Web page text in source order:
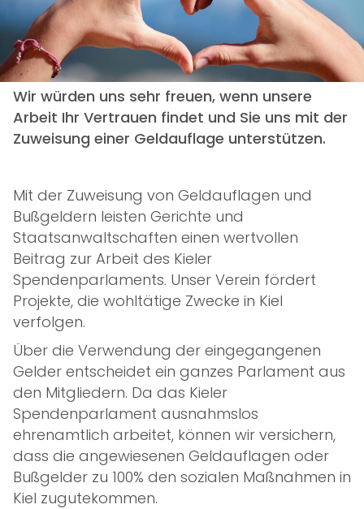
Förderung
Anträge
Kriterien
Ablauf
Projektdatenbank
Galerie
SPENDEN
Privatperson
Unternehmen
Geldauflagen & Bußgelder
Mitgliedschaft verschenken
Wir würden uns sehr freuen, wenn unsere
Arbeit Ihr Vertrauen findet und Sie uns mit der
Zuweisung einer Geldauflage unterstützen.
Mit der Zuweisung von Geldauflagen und
Bußgeldern leisten Gerichte und
Staatsanwaltschaften einen wertvollen
Beitrag zur Arbeit des Kieler
Spendenparlaments. Unser Verein fördert
Projekte, die wohltätige Zwecke in Kiel
verfolgen.
Über die Verwendung der eingegangenen
Gelder entscheidet ein ganzes Parlament aus
den Mitgliedern. Da das Kieler
Spendenparlament ausnahmslos
ehrenamtlich arbeitet, können wir versichern,
dass die angewiesenen Geldauflagen oder
Bußgelder zu 100% den sozialen Maßnahmen in
Kiel zugutekommen.